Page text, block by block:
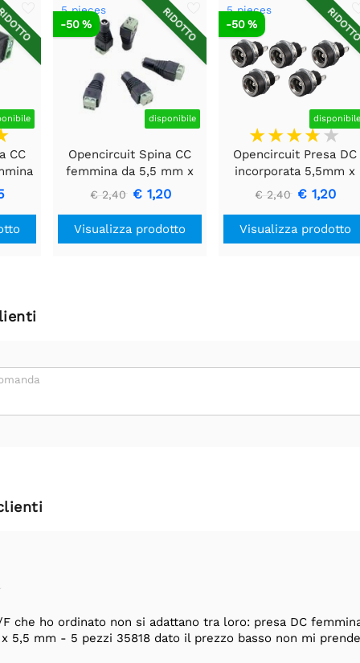
CC
alla
RIDOTTO
5 pieces
disponibile
-50 %
Opencircuit Spina CC
femmina da 5,5 mm x
2,1 mm alla morsettiera
- 5 pezzi
€ 2,40 € 1,20
Visualizza prodotto
5 pieces
-50 %
Opencircuit Presa DC
incorporata 5,5mm x
2,1mm - 5 pezzi
€ 2,40 € 1,20
Visualizza prodotto
che ho ordinato non si adattano tra loro: presa DC
x 5,5 mm - 5 pezzi 35818 dato il prezzo basso non mi